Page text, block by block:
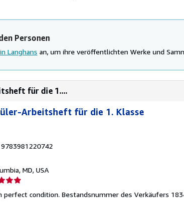
Personen
Langhans an, um ihre veröffentlichten Werke und
für die 1....
Arbeitsheft für die 1. Klasse
9783981220742
MD, USA
perfect condition. Bestandsnummer des Verkäufers